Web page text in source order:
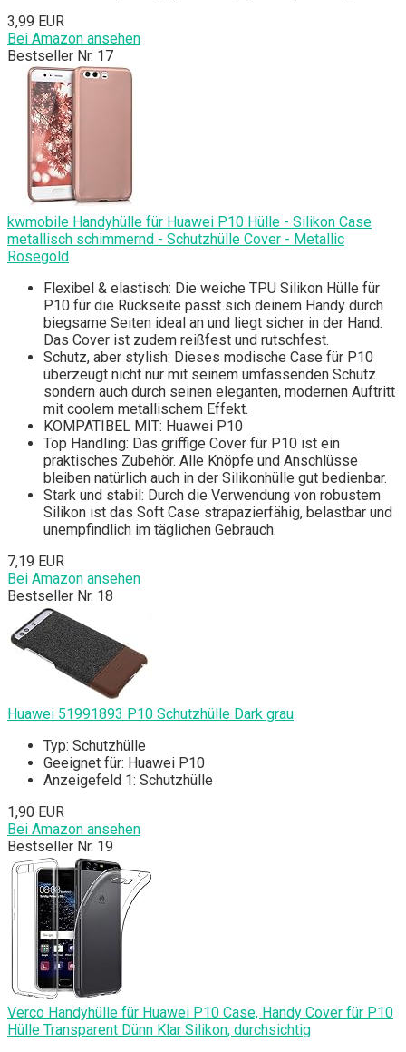
3,99 EUR
Bei Amazon ansehen
Bestseller Nr. 17
kwmobile Handyhülle für Huawei P10 Hülle - Silikon Case
metallisch schimmernd - Schutzhülle Cover - Metallic
Rosegold
Flexibel & elastisch: Die weiche TPU Silikon Hülle für
P10 für die Rückseite passt sich deinem Handy durch
biegsame Seiten ideal an und liegt sicher in der Hand.
Das Cover ist zudem reißfest und rutschfest.
Schutz, aber stylish: Dieses modische Case für P10
überzeugt nicht nur mit seinem umfassenden Schutz
sondern auch durch seinen eleganten, modernen Auftritt
mit coolem metallischem Effekt.
KOMPATIBEL MIT: Huawei P10
Top Handling: Das griffige Cover für P10 ist ein
praktisches Zubehör. Alle Knöpfe und Anschlüsse
bleiben natürlich auch in der Silikonhülle gut bedienbar.
Stark und stabil: Durch die Verwendung von robustem
Silikon ist das Soft Case strapazierfähig, belastbar und
unempfindlich im täglichen Gebrauch.
7,19 EUR
Bei Amazon ansehen
Bestseller Nr. 18
Huawei 51991893 P10 Schutzhülle Dark grau
Typ: Schutzhülle
Geeignet für: Huawei P10
Anzeigefeld 1: Schutzhülle
1,90 EUR
Bei Amazon ansehen
Bestseller Nr. 19
Verco Handyhülle für Huawei P10 Case, Handy Cover für P10
Hülle Transparent Dünn Klar Silikon, durchsichtig